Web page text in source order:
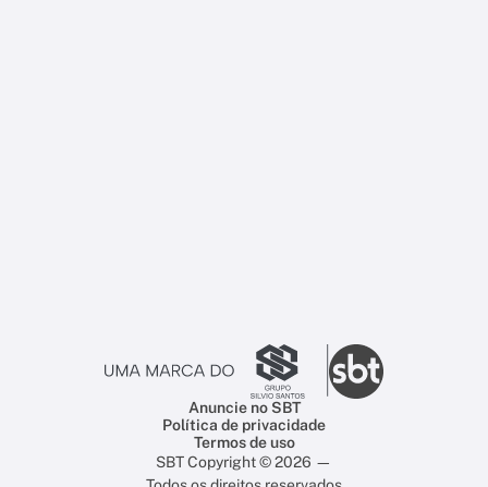
Anuncie no SBT
Política de privacidade
Termos de uso
SBT Copyright © 2026 —